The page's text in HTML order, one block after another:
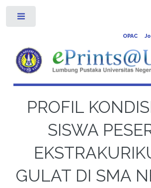
OPAC
PROFIL
SISWA
GULAT DI SMA